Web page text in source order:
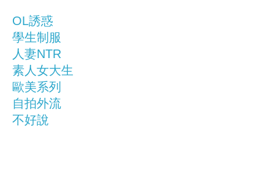
OL誘惑
學生制服
人妻NTR
素人女大生
歐美系列
自拍外流
不好說